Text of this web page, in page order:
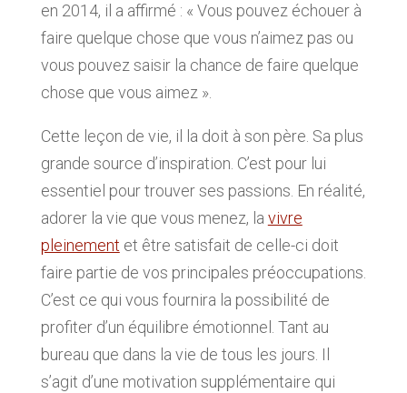
en 2014, il a affirmé : « Vous pouvez échouer à
faire quelque chose que vous n’aimez pas ou
vous pouvez saisir la chance de faire quelque
chose que vous aimez ».
Cette leçon de vie, il la doit à son père. Sa plus
grande source d’inspiration. C’est pour lui
essentiel pour trouver ses passions. En réalité,
adorer la vie que vous menez, la vivre
pleinement et être satisfait de celle-ci doit
faire partie de vos principales préoccupations.
C’est ce qui vous fournira la possibilité de
profiter d’un équilibre émotionnel. Tant au
bureau que dans la vie de tous les jours. Il
s’agit d’une motivation supplémentaire qui